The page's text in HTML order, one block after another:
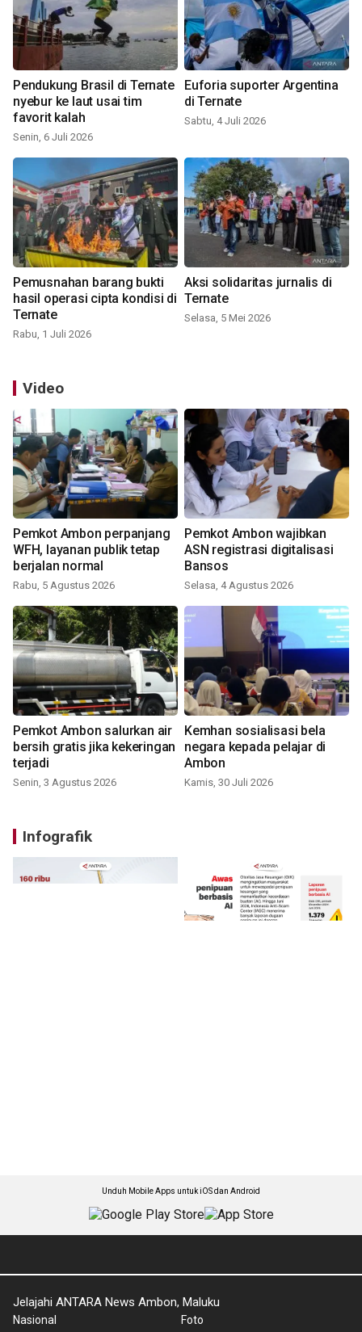
Pendukung Brasil di Ternate
nyebur ke laut usai tim
favorit kalah
Senin, 6 Juli 2026
Euforia suporter Argentina
di Ternate
Sabtu, 4 Juli 2026
Pemusnahan barang bukti
hasil operasi cipta kondisi di
Ternate
Rabu, 1 Juli 2026
Aksi solidaritas jurnalis di
Ternate
Selasa, 5 Mei 2026
Video
Pemkot Ambon perpanjang
WFH, layanan publik tetap
berjalan normal
Rabu, 5 Agustus 2026
Pemkot Ambon wajibkan
ASN registrasi digitalisasi
Bansos
Selasa, 4 Agustus 2026
Pemkot Ambon salurkan air
bersih gratis jika kekeringan
terjadi
Senin, 3 Agustus 2026
Kemhan sosialisasi bela
negara kepada pelajar di
Ambon
Kamis, 30 Juli 2026
Infografik
Unduh Mobile Apps untuk iOS dan Android
Jelajahi ANTARA News Ambon, Maluku
Nasional Foto